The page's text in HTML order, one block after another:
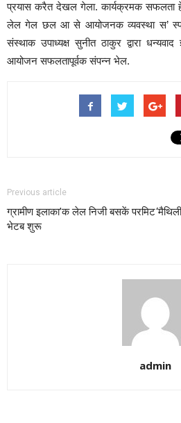
प्रयास करैत देखल गेला. कार्यक्रमक सफलता
लेल गेल छल आ से आयोजनक व्यवस्था स’
संस्थाक उपाध्यक्ष सुनीत ठाकुर द्वारा
आयोजन सफलतापूर्वक संपन्न भेल.
Previous article
ग्रामीण इलाका’क लेल निजी बसकें परमिट
भेटब शुरू
admin